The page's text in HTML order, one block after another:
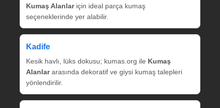
Kumaş Alanlariçin ideal parça kumaş
seçeneklerinde yer alabilir.
Kadife
Kesik havlı, lüks dokusu; kumas.org ile Kumaş
Alanlararasında dekoratif ve giysi kumaş talepleri
yönlendirilir.